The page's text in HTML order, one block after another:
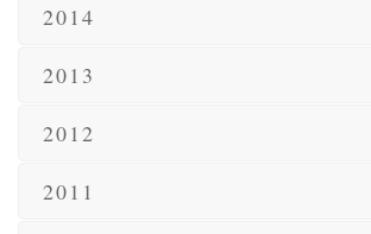
2014
2013
2012
2011